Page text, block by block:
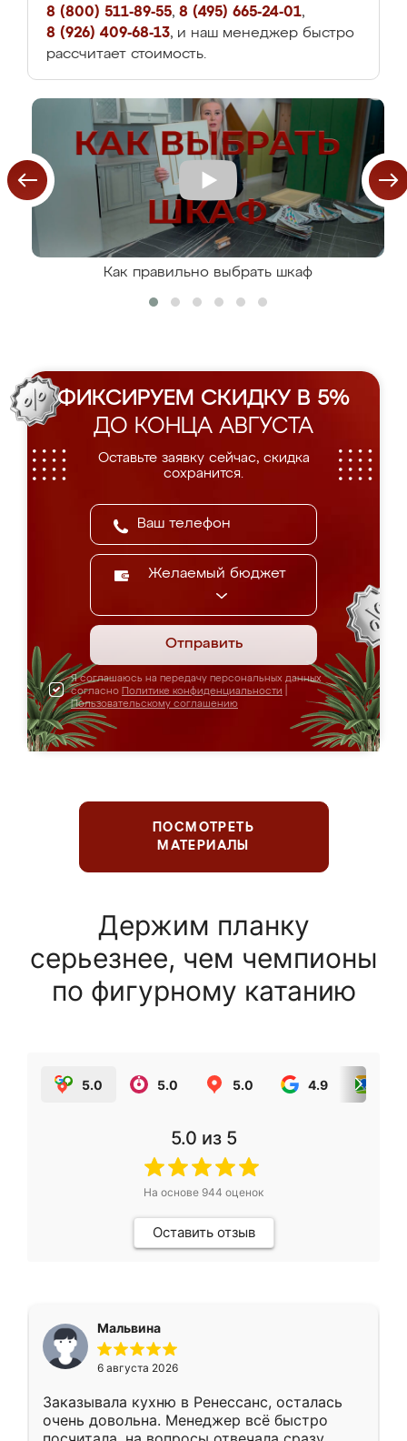
8 (800) 511-89-55, 8 (495) 665-24-01,
8 (926) 409-68-13, и наш менеджер быстро
рассчитает стоимость.
Как правильно выбрать шкаф
ФИКСИРУЕМ СКИДКУ В 5%
ДО КОНЦА АВГУСТА
Оставьте заявку сейчас, скидка
сохранится.
Желаемый бюджет
Отправить
Я соглашаюсь на передачу персональных данных
согласно Политике конфиденциальности
Пользовательскому соглашению
ПОСМОТРЕТЬ
МАТЕРИАЛЫ
Держим планку
серьезнее, чем чемпионы
по фигурному катанию
5.0 5.0 5.0 4.9
5.0 из 5
На основе 944 оценок
Оставить отзыв
Мальвина
6 августа 2026
Заказывала кухню в Ренессанс, осталась
очень довольна. Менеджер всё быстро